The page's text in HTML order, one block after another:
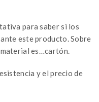
para saber si los
este producto. Sobre
es…cartón.
y el precio de